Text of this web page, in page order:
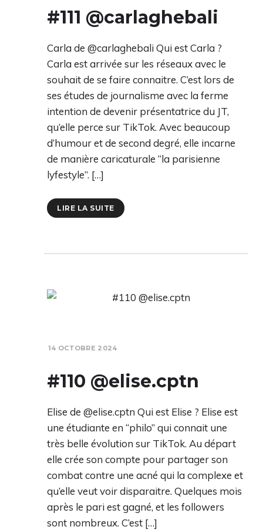
#111 @carlaghebali
Carla de @carlaghebali Qui est Carla ?
Carla est arrivée sur les réseaux avec le
souhait de se faire connaitre. C’est lors de
ses études de journalisme avec la ferme
intention de devenir présentatrice du JT,
qu’elle perce sur TikTok. Avec beaucoup
d’humour et de second degré, elle incarne
de manière caricaturale “la parisienne
lyfestyle”. […]
LIRE LA SUITE
14 OCTOBRE 2024
#110 @elise.cptn
Elise de @elise.cptn Qui est Elise ? Elise est
une étudiante en “philo” qui connait une
très belle évolution sur TikTok. Au départ
elle crée son compte pour partager son
combat contre une acné qui la complexe et
qu’elle veut voir disparaitre. Quelques mois
après le pari est gagné, et les followers
sont nombreux. C’est […]